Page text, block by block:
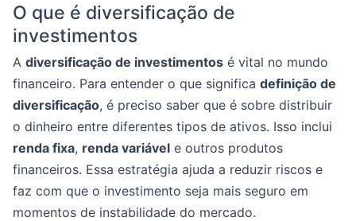
O que é diversificação de
investimentos
A diversificação de investimentos é vital no mundo
financeiro. Para entender o que significa definição de
diversificação, é preciso saber que é sobre distribuir
o dinheiro entre diferentes tipos de ativos. Isso inclui
renda fixa, renda variável e outros produtos
financeiros. Essa estratégia ajuda a reduzir riscos e
faz com que o investimento seja mais seguro em
momentos de instabilidade do mercado.